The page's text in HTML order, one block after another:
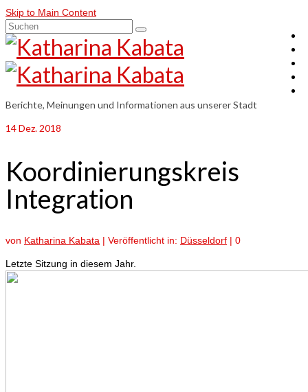
Skip to Main Content
Suchen
nach:
Berichte, Meinungen und Informationen aus unserer Stadt
14Dez. 2018
Koordinierungskreis
Integration
von Katharina Kabata | Veröffentlicht in: Düsseldorf | 0
Letzte Sitzung in diesem Jahr.